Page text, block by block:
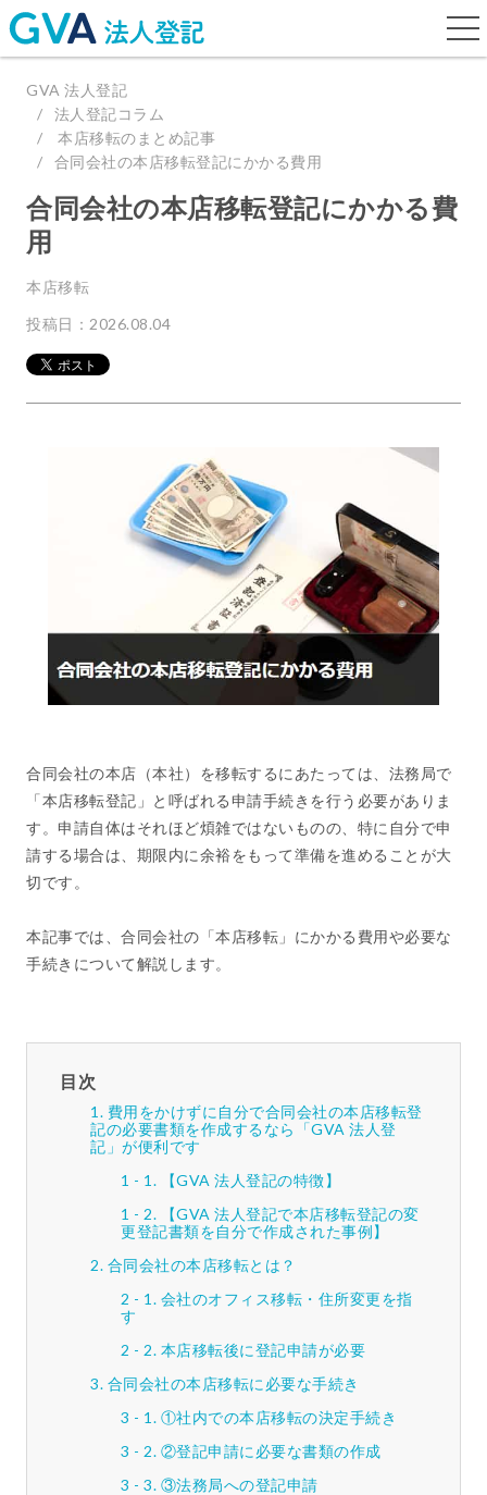
GVA 法人登記
法人登記コラム
本店移転のまとめ記事
合同会社の本店移転登記にかかる費用
合同会社の本店移転登記にかかる費
用
本店移転
投稿日：2026.08.04
合同会社の本店（本社）を移転するにあたっては、法務局で
「本店移転登記」と呼ばれる申請手続きを行う必要がありま
す。申請自体はそれほど煩雑ではないものの、特に自分で申
請する場合は、期限内に余裕をもって準備を進めることが大
切です。
本記事では、合同会社の「本店移転」にかかる費用や必要な
手続きについて解説します。
目次
費用をかけずに自分で合同会社の本店移転登
記の必要書類を作成するなら「GVA 法人登
記」が便利です
【GVA 法人登記の特徴】
【GVA 法人登記で本店移転登記の変
更登記書類を自分で作成された事例】
合同会社の本店移転とは？
会社のオフィス移転・住所変更を指
す
本店移転後に登記申請が必要
合同会社の本店移転に必要な手続き
①社内での本店移転の決定手続き
②登記申請に必要な書類の作成
③法務局への登記申請